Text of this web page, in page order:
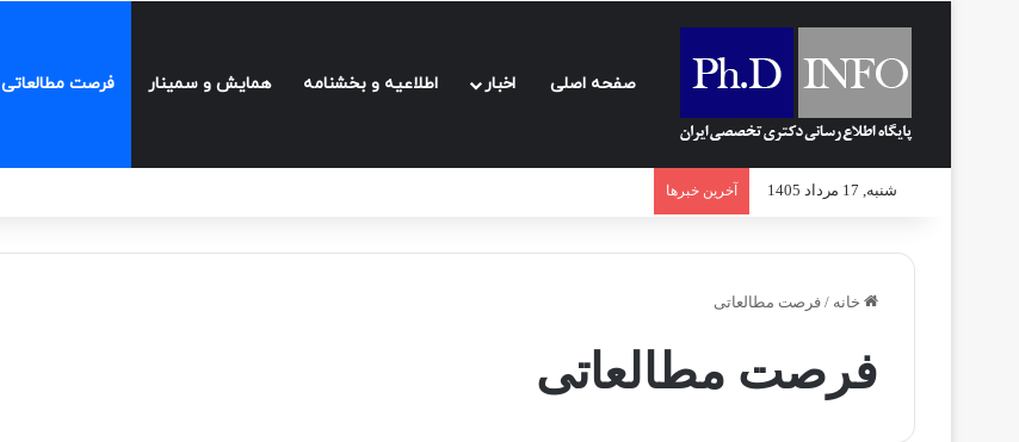
صفحه اصلی اخبار اطلاعیه و بخشنامه‌ همایش و سمینار فرصت مطالعاتی
شنبه, 17 مرداد 1405 آخرین خبرها
خانه / فرصت مطالعاتی
فرصت مطالعاتی